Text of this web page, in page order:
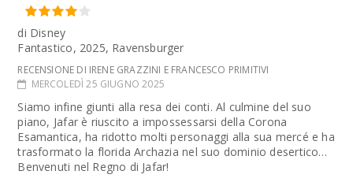
di Disney
Fantastico, 2025, Ravensburger
RECENSIONE DI IRENE GRAZZINI E FRANCESCO PRIMITIVI
MERCOLEDÌ 25 GIUGNO 2025
Siamo infine giunti alla resa dei conti. Al culmine del suo
piano, Jafar è riuscito a impossessarsi della Corona
Esamantica, ha ridotto molti personaggi alla sua mercé e ha
trasformato la florida Archazia nel suo dominio desertico…
Benvenuti nel Regno di Jafar!